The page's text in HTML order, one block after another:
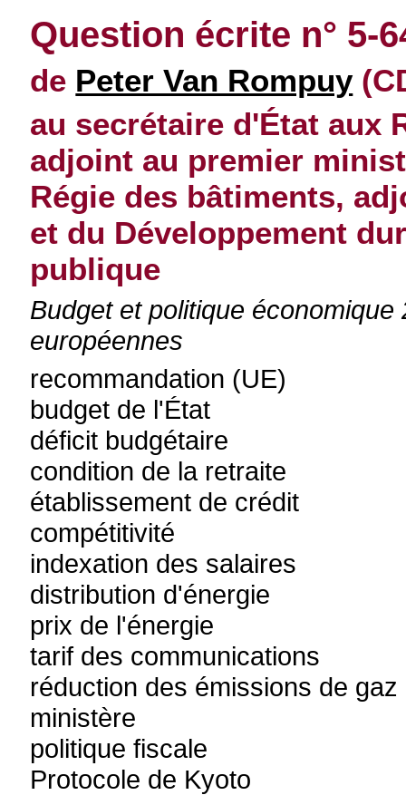
Question écrite n° 5-
de Peter Van Rompuy
au secrétaire d'État aux
adjoint au premier
Régie des bâtiments,
et du Développement
publique
Budget et politique
européennes
recommandation (UE)
budget de l'État
déficit budgétaire
condition de la retraite
établissement de crédit
compétitivité
indexation des salaires
distribution d'énergie
prix de l'énergie
tarif des communications
réduction des émissions de gaz
ministère
politique fiscale
Protocole de Kyoto